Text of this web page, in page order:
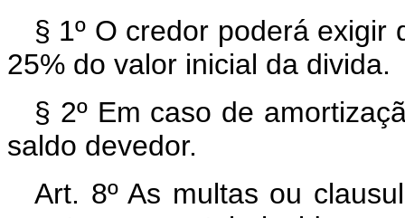
§ 1º O credor poderá
25% do valor inicial da divida.
§ 2º Em caso de
saldo devedor.
Art. 8º As multas ou